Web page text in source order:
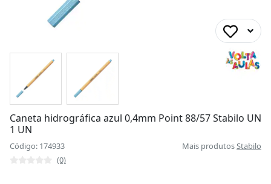
Caneta hidrográfica azul 0,4mm Point 88/57 Stabilo UN
1 UN
Código: 174933 Mais produtosStabilo
(0)